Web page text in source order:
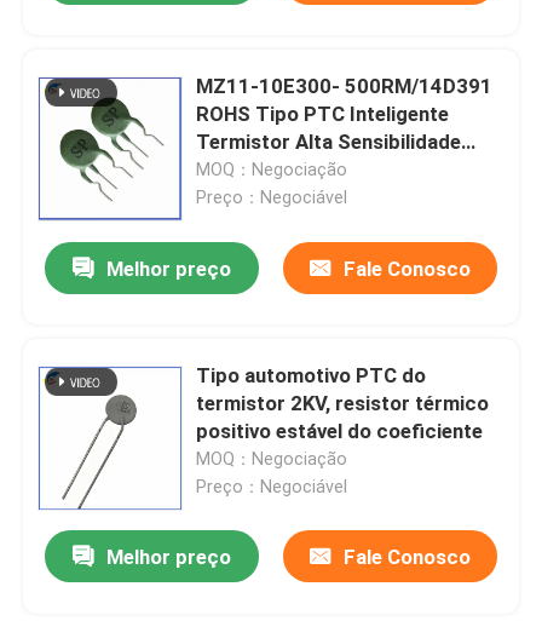
Interruptor bimetálico da temperatura
Fusível reiniciável PPTC
Resistência dependente da luz
Tubo de descarga do gás
Fusível de automóvel
MZ11-10E300- 500RM/14D391
ROHS Tipo PTC Inteligente
Termistor Alta Sensibilidade
Para Eletrônica
MOQ：Negociação
Preço：Negociável
Melhor preço Fale Conosco
Tipo automotivo PTC do
termistor 2KV, resistor térmico
positivo estável do coeficiente
MOQ：Negociação
Preço：Negociável
Melhor preço Fale Conosco